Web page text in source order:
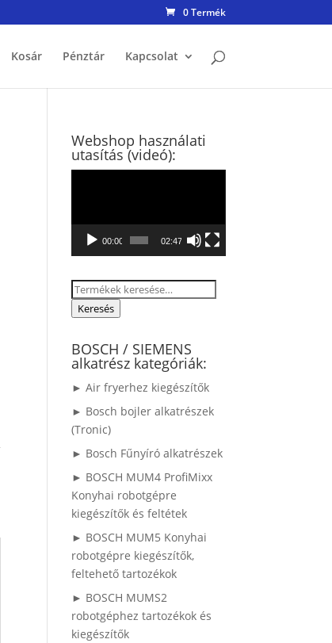
0 Termék
Kosár Pénztár Kapcsolat
Webshop használati
utasítás (videó):
00:00 02:47
Keresés
Keresés
BOSCH / SIEMENS
alkatrész kategóriák:
► Air fryerhez kiegészítők
► Bosch bojler alkatrészek
(Tronic)
► Bosch Fűnyíró alkatrészek
► BOSCH MUM4 ProfiMixx
Konyhai robotgépre
kiegészítők és feltétek
► BOSCH MUM5 Konyhai
robotgépre kiegészítők,
feltehető tartozékok
► BOSCH MUMS2
robotgéphez tartozékok és
kiegészítők